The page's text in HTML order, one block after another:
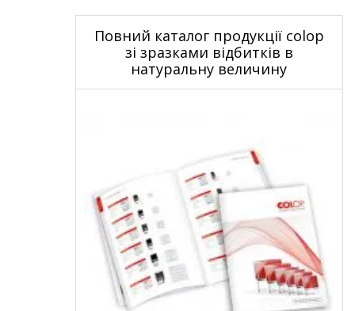
Повний каталог продукції colop
зі зразками відбитків в
натуральну величину